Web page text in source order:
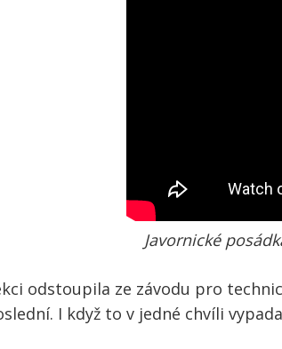
Javornické
odstoupila ze závodu pro
I když to v jedné chvíli